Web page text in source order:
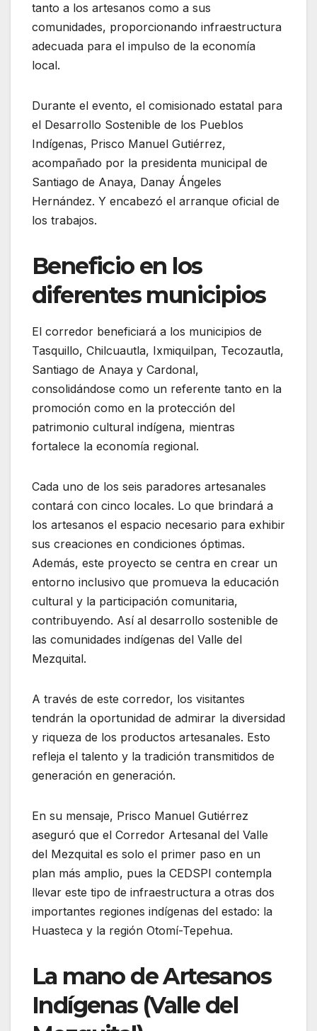
tanto a los artesanos como a sus
comunidades, proporcionando infraestructura
adecuada para el impulso de la economía
local.
Durante el evento, el comisionado estatal para
el Desarrollo Sostenible de los Pueblos
Indígenas, Prisco Manuel Gutiérrez,
acompañado por la presidenta municipal de
Santiago de Anaya, Danay Ángeles
Hernández. Y encabezó el arranque oficial de
los trabajos.
Beneficio en los
diferentes municipios
El corredor beneficiará a los municipios de
Tasquillo, Chilcuautla, Ixmiquilpan, Tecozautla,
Santiago de Anaya y Cardonal,
consolidándose como un referente tanto en la
promoción como en la protección del
patrimonio cultural indígena, mientras
fortalece la economía regional.
Cada uno de los seis paradores artesanales
contará con cinco locales. Lo que brindará a
los artesanos el espacio necesario para exhibir
sus creaciones en condiciones óptimas.
Además, este proyecto se centra en crear un
entorno inclusivo que promueva la educación
cultural y la participación comunitaria,
contribuyendo. Así al desarrollo sostenible de
las comunidades indígenas del Valle del
Mezquital.
A través de este corredor, los visitantes
tendrán la oportunidad de admirar la diversidad
y riqueza de los productos artesanales. Esto
refleja el talento y la tradición transmitidos de
generación en generación.
En su mensaje, Prisco Manuel Gutiérrez
aseguró que el Corredor Artesanal del Valle
del Mezquital es solo el primer paso en un
plan más amplio, pues la CEDSPI contempla
llevar este tipo de infraestructura a otras dos
importantes regiones indígenas del estado: la
Huasteca y la región Otomí-Tepehua.
La mano de Artesanos
Indígenas (Valle del